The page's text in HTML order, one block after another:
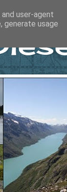
user-agent
generate usage